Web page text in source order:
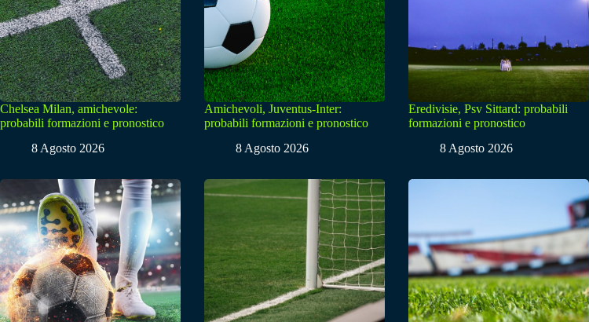
Chelsea Milan, amichevole:
probabili formazioni e pronostico
8 Agosto 2026
Amichevoli, Juventus-Inter:
probabili formazioni e pronostico
8 Agosto 2026
Eredivisie, Psv Sittard: probabili
formazioni e pronostico
8 Agosto 2026